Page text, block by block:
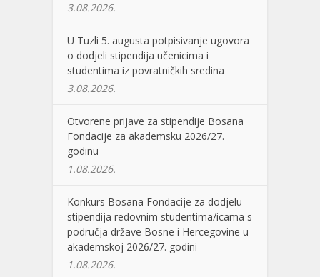
3.08.2026.
U Tuzli 5. augusta potpisivanje ugovora
o dodjeli stipendija učenicima i
studentima iz povratničkih sredina
3.08.2026.
Otvorene prijave za stipendije Bosana
Fondacije za akademsku 2026/27.
godinu
1.08.2026.
Konkurs Bosana Fondacije za dodjelu
stipendija redovnim studentima/icama s
područja države Bosne i Hercegovine u
akademskoj 2026/27. godini
1.08.2026.